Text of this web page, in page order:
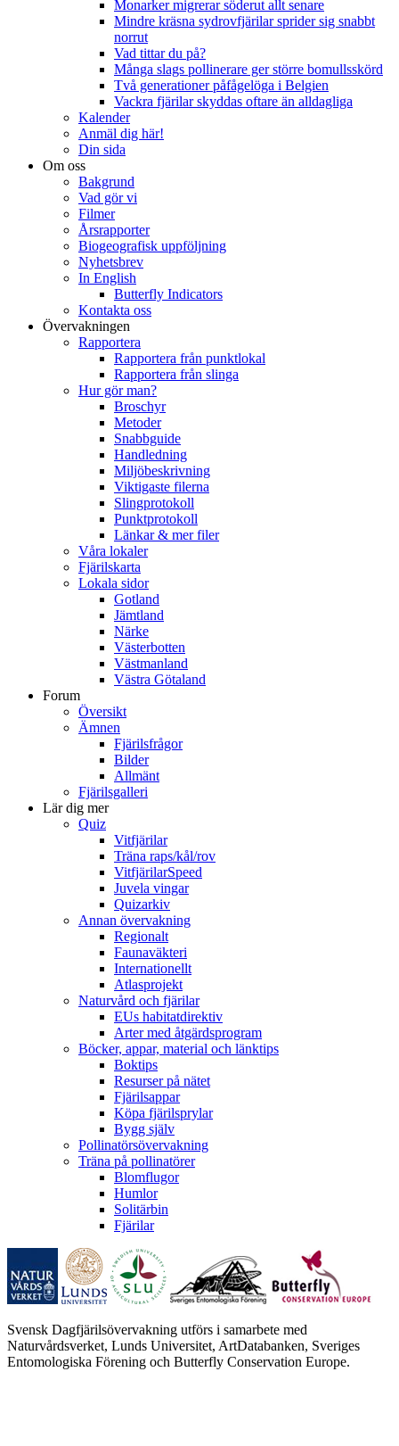
Monarker migrerar söderut allt senare
Mindre kräsna sydrovfjärilar sprider sig snabbt
norrut
Vad tittar du på?
Många slags pollinerare ger större bomullsskörd
Två generationer påfågelöga i Belgien
Vackra fjärilar skyddas oftare än alldagliga
Kalender
Anmäl dig här!
Din sida
Om oss
Bakgrund
Vad gör vi
Filmer
Årsrapporter
Biogeografisk uppföljning
Nyhetsbrev
In English
Butterfly Indicators
Kontakta oss
Övervakningen
Rapportera
Rapportera från punktlokal
Rapportera från slinga
Hur gör man?
Broschyr
Metoder
Snabbguide
Handledning
Miljöbeskrivning
Viktigaste filerna
Slingprotokoll
Punktprotokoll
Länkar & mer filer
Våra lokaler
Fjärilskarta
Lokala sidor
Gotland
Jämtland
Närke
Västerbotten
Västmanland
Västra Götaland
Forum
Översikt
Ämnen
Fjärilsfrågor
Bilder
Allmänt
Fjärilsgalleri
Lär dig mer
Quiz
Vitfjärilar
Träna raps/kål/rov
VitfjärilarSpeed
Juvela vingar
Quizarkiv
Annan övervakning
Regionalt
Faunaväkteri
Internationellt
Atlasprojekt
Naturvård och fjärilar
EUs habitatdirektiv
Arter med åtgärdsprogram
Böcker, appar, material och länktips
Boktips
Resurser på nätet
Fjärilsappar
Köpa fjärilsprylar
Bygg själv
Pollinatörsövervakning
Träna på pollinatörer
Blomflugor
Humlor
Solitärbin
Fjärilar
Svensk Dagfjärilsövervakning utförs i samarbete med
Naturvårdsverket, Lunds Universitet, ArtDatabanken, Sveriges
Entomologiska Förening och Butterfly Conservation Europe.